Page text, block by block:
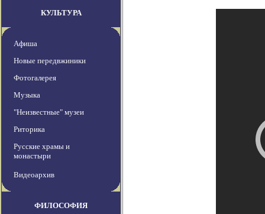
КУЛЬТУРА
Афиша
Новые передвжиники
Фотогалерея
Музыка
"Неизвестные" музеи
Риторика
Русские храмы и
монастыри
Видеоархив
ФИЛОСОФИЯ